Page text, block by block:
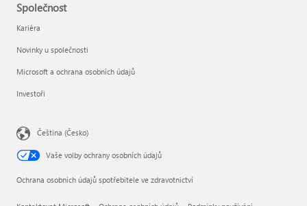
Společnost
Kariéra
Novinky u společnosti
Microsoft a ochrana osobních údajů
Investoři
Čeština (Česko)
Vaše volby ochrany osobních údajů
Ochrana osobních údajů spotřebitele ve zdravotnictví